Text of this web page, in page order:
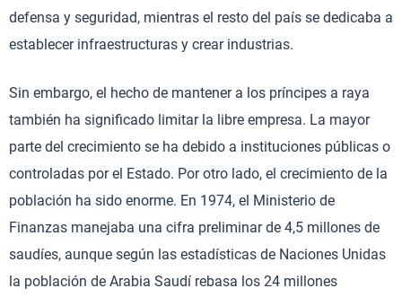
defensa y seguridad, mientras el resto del país se dedicaba a
establecer infraestructuras y crear industrias.
Sin embargo, el hecho de mantener a los príncipes a raya
también ha significado limitar la libre empresa. La mayor
parte del crecimiento se ha debido a instituciones públicas o
controladas por el Estado. Por otro lado, el crecimiento de la
población ha sido enorme. En 1974, el Ministerio de
Finanzas manejaba una cifra preliminar de 4,5 millones de
saudíes, aunque según las estadísticas de Naciones Unidas
la población de Arabia Saudí rebasa los 24 millones